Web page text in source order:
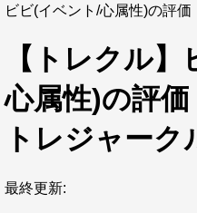
ビビ(イベント/心属性)の評価
【トレクル
心属性)の評
トレジャーク
最終更新: